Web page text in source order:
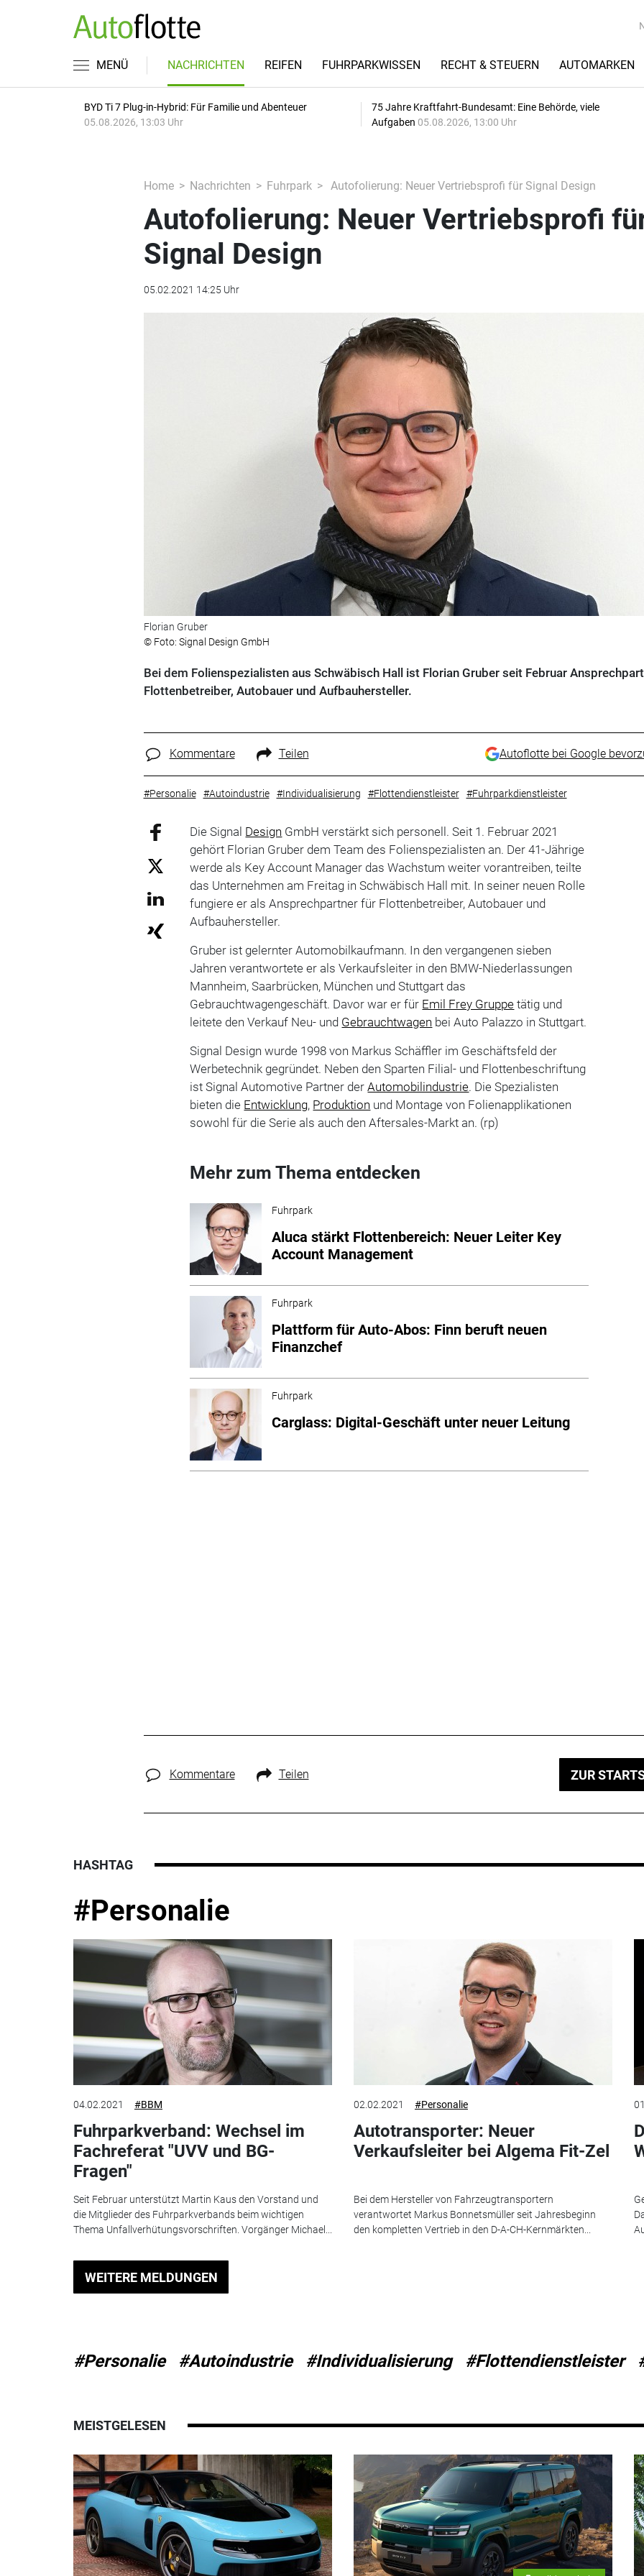
MENÜ NACHRICHTEN REIFEN FUHRPARKWISSEN RECHT & STEUERN AUTOMARKEN
BYD Ti 7 Plug-in-Hybrid: Für Familie und Abenteuer
05.08.2026, 13:03 Uhr
75 Jahre Kraftfahrt-Bundesamt: Eine Behörde, viele
Aufgaben 05.08.2026, 13:00 Uhr
Home Nachrichten Fuhrpark Autofolierung: Neuer Vertriebsprofi für Signal Design
Autofolierung: Neuer Vertriebsprofi
Signal Design
05.02.2021 14:25 Uhr
Florian Gruber
© Foto: Signal Design GmbH
Bei dem Folienspezialisten aus Schwäbisch Hall ist Florian Gruber seit Februar
Flottenbetreiber, Autobauer und Aufbauhersteller.
Kommentare Teilen Autoflotte bei Google
#Personalie #Autoindustrie #Individualisierung #Flottendienstleister #Fuhrparkdienstleister
Die Signal Design GmbH verstärkt sich personell. Seit 1. Februar 2021
gehört Florian Gruber dem Team des Folienspezialisten an. Der 41-Jährige
werde als Key Account Manager das Wachstum weiter vorantreiben, teilte
das Unternehmen am Freitag in Schwäbisch Hall mit. In seiner neuen Rolle
fungiere er als Ansprechpartner für Flottenbetreiber, Autobauer und
Aufbauhersteller.
Gruber ist gelernter Automobilkaufmann. In den vergangenen sieben
Jahren verantwortete er als Verkaufsleiter in den BMW-Niederlassungen
Mannheim, Saarbrücken, München und Stuttgart das
Gebrauchtwagengeschäft. Davor war er für Emil Frey Gruppe tätig und
leitete den Verkauf Neu- und Gebrauchtwagen bei Auto Palazzo in Stuttgart.
Signal Design wurde 1998 von Markus Schäffler im Geschäftsfeld der
Werbetechnik gegründet. Neben den Sparten Filial- und Flottenbeschriftung
ist Signal Automotive Partner derAutomobilindustrie. Die Spezialisten
bieten die Entwicklung, Produktion und Montage von Folienapplikationen
sowohl für die Serie als auch den Aftersales-Markt an. (rp)
Mehr zum Thema entdecken
Fuhrpark
Aluca stärkt Flottenbereich: Neuer Leiter Key
Account Management
Fuhrpark
Plattform für Auto-Abos: Finn beruft neuen
Finanzchef
Fuhrpark
Carglass: Digital-Geschäft unter neuer Leitung
Kommentare Teilen ZUR
HASHTAG
#Personalie
04.02.2021 #BBM
Fuhrparkverband: Wechsel im
Fachreferat "UVV und BG-
Fragen"
Seit Februar unterstützt Martin Kaus den Vorstand und
die Mitglieder des Fuhrparkverbands beim wichtigen
Thema Unfallverhütungsvorschriften. Vorgänger Michael...
02.02.2021 #Personalie
Autotransporter: Neuer
Verkaufsleiter bei Algema Fit-Zel
Bei dem Hersteller von Fahrzeugtransportern
verantwortet Markus Bonnetsmüller seit Jahresbeginn
den kompletten Vertrieb in den D-A-CH-Kernmärkten...
WEITERE MELDUNGEN
#Personalie #Autoindustrie #Individualisierung #Flottendienstleister
MEISTGELESEN